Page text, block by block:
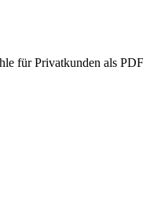
für Privatkunden als